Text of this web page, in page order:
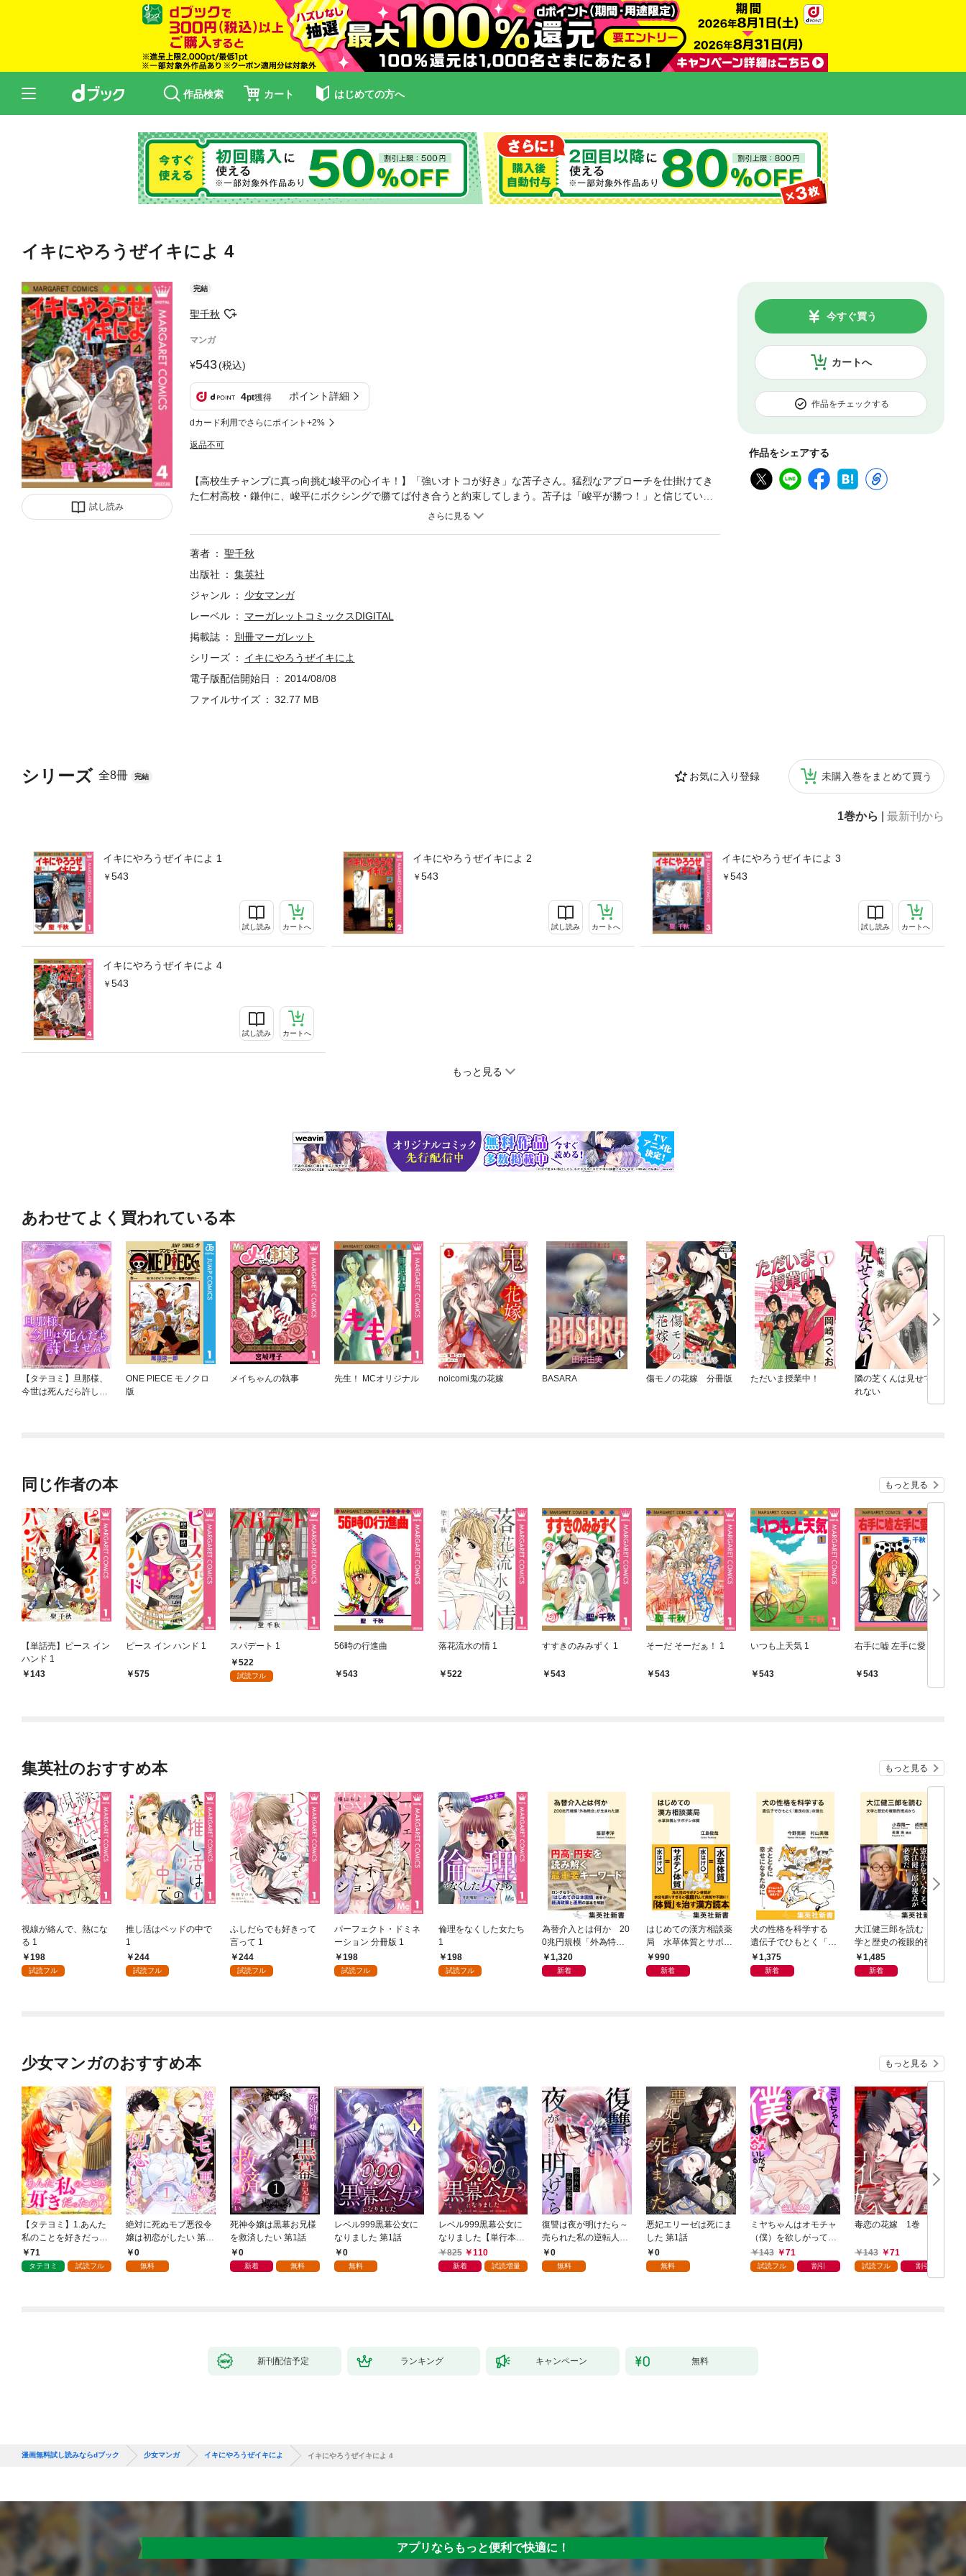
作品検索 カート はじめての方へ
イキにやろうぜイキによ 4
試し読み
完結
聖千秋
マンガ
543(税込)
4pt獲得 ポイント詳細
dカード利用でさらにポイント+2%
返品不可
カートへ
今すぐ買う
作品をチェックする
作品をシェアする
シリーズ 全8冊 完結 お気に入り登録 未購入巻をまとめて買う
1巻から 最新刊から
イキにやろうぜイキによ 1
543
試し読み カートへ
イキにやろうぜイキによ 2
543
試し読み カートへ
イキにやろうぜイキによ 3
543
試し読み カートへ
イキにやろうぜイキによ 4
543
試し読み カートへ
もっと見る
【高校生チャンプに真っ向挑む峻平の心イキ！】「強いオトコが好き」な苫子さん。猛烈なアプローチを仕掛けてき
た仁村高校・鎌仲に、峻平にボクシングで勝てば付き合うと約束してしまう。苫子は「峻平が勝つ！」と信じている
けど、事態はけっこう深刻で…。人情・苫子と純情・峻平のお祭りコメディシリーズ、第4巻！
著者
聖千秋
出版社
集英社
ジャンル
少女マンガ
レーベル
マーガレットコミックスDIGITAL
掲載誌
別冊マーガレット
シリーズ
イキにやろうぜイキによ
電子版配信開始日
2014/08/08
ファイルサイズ
32.77 MB
あわせてよく買われている本
【タテヨミ】旦那様、
今世は死んだら許しま
ONE PIECE モノクロ
版
メイちゃんの執事 先生！ MCオリジナル noicomi鬼の花嫁 BASARA 傷モノの花嫁 分冊版 ただいま授業中！
隣の芝くんは見せてく
れない
同じ作者の本 もっと見る
【単話売】ピース イン
ハンド 1
143
ピース イン ハンド 1
575
スパデート 1
522
試読フル
56時の行進曲
543
落花流水の情 1
522
すすきのみみずく 1
543
そーだ そーだぁ！ 1
543
いつも上天気 1
543
右手に嘘 左手に愛 1
543
集英社のおすすめ本 もっと見る
視線が絡んで、熱にな
る 1
198
試読フル
推し活はベッドの中で
1
244
試読フル
ふしだらでも好きって
言って 1
244
試読フル
パーフェクト・ドミネ
ーション 分冊版 1
198
試読フル
倫理をなくした女たち
1
198
試読フル
為替介入とは何か 20
0兆円規模「外為特
会」が生まれた謎
1,320
新着
はじめての漢方相談薬
局 水草体質とサボテ
ン体質
990
新着
犬の性格を科学する
遺伝子でひもとく「最
良の友」の進化
1,375
新着
大江健三郎を読む 文
学と歴史の複眼的視点
から1,485
新着
少女マンガのおすすめ本 もっと見る
【タテヨミ】1.あんた
私のことを好きだった
の？
71
タテヨミ 試読フル
絶対に死ぬモブ悪役令
嬢は初恋がしたい 第1
話0
無料
死神令嬢は黒幕お兄様
を救済したい 第1話
0
新着 無料
レベル999黒幕公女に
なりました 第1話
0
無料
レベル999黒幕公女に
なりました【単行本
版】 1巻
825 110
新着 試読増量
復讐は夜が明けたら～
売られた私の逆転人生
(1)0
無料
悪妃エリーゼは死にま
した 第1話
0
無料
ミヤちゃんはオモチャ
（僕）を欲しがってい
る 1巻
143 71
試読フル 割引
毒恋の花嫁 1巻
143 71
試読フル 割引
新刊配信予定 ランキング キャンペーン 無料
漫画無料試し読みならdブック 少女マンガ イキにやろうぜイキによ イキにやろうぜイキによ 4
アプリならもっと便利で快適に！